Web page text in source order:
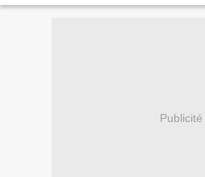
Publicité